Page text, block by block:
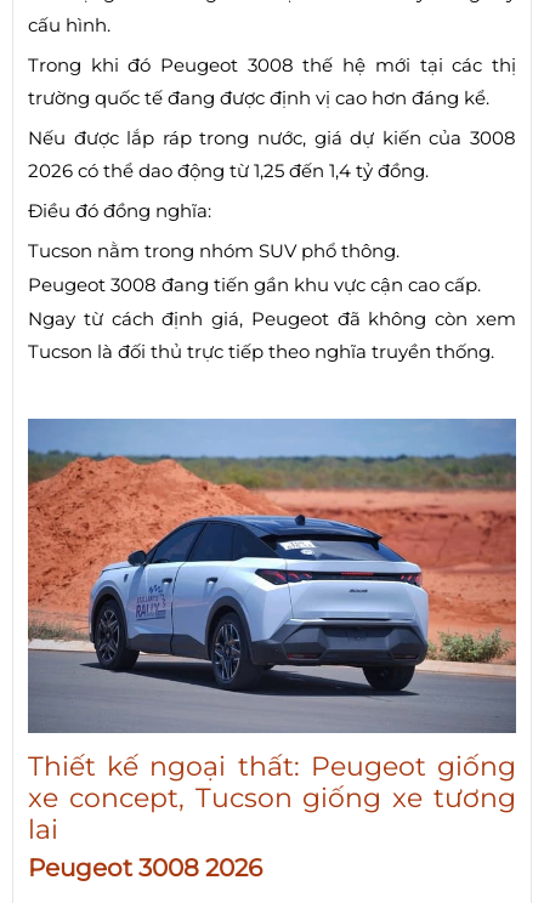
cấu hình.
Trong khi đó Peugeot 3008 thế hệ mới tại các thị
trường quốc tế đang được định vị cao hơn đáng kể.
Nếu được lắp ráp trong nước, giá dự kiến của 3008
2026 có thể dao động từ 1,25 đến 1,4 tỷ đồng.
Điều đó đồng nghĩa:
Tucson nằm trong nhóm SUV phổ thông.
Peugeot 3008 đang tiến gần khu vực cận cao cấp.
Ngay từ cách định giá, Peugeot đã không còn xem
Tucson là đối thủ trực tiếp theo nghĩa truyền thống.
Thiết kế ngoại thất: Peugeot giống
xe concept, Tucson giống xe tương
lai
Peugeot 3008 2026